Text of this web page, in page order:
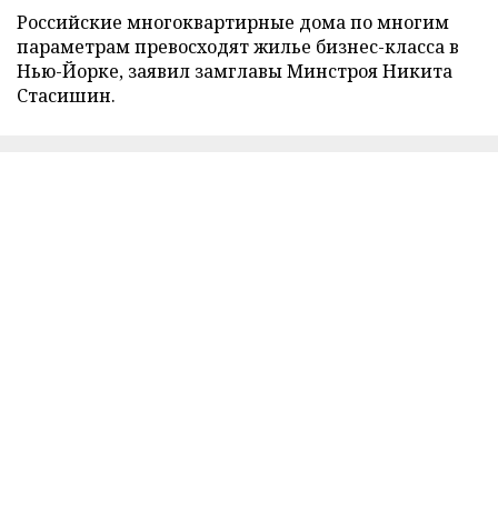
Российские многоквартирные дома по многим
параметрам превосходят жилье бизнес-класса в
Нью-Йорке, заявил замглавы Минстроя Никита
Стасишин.